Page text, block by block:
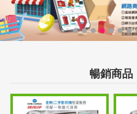
暢銷商品